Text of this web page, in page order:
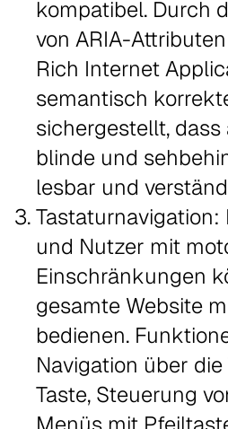
kompatibel. Durch
von ARIA-
Rich Internet
semantisch
sichergestellt,
blinde und
lesbar und
Tastaturnavigation:
und Nutzer mit
Einschränkungen
gesamte Website
bedienen.
Navigation über
Taste, Steuerung